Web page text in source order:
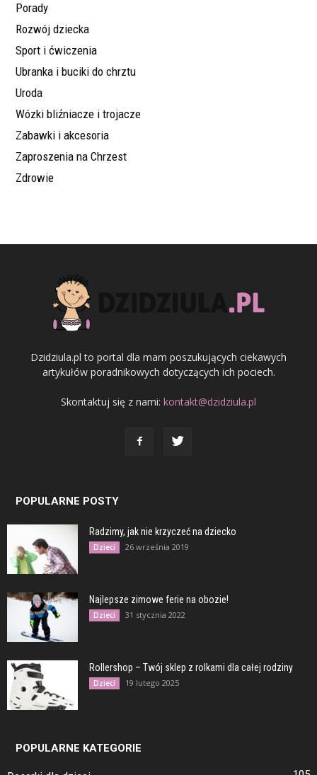
Porady
Rozwój dziecka
Sport i ćwiczenia
Ubranka i buciki do chrztu
Uroda
Wózki bliźniacze i trojacze
Zabawki i akcesoria
Zaproszenia na Chrzest
Zdrowie
Dzidziula.pl to portal dla mam poszukujących ciekawych
artykułów poradnikowych dotyczących ich pociech.
Skontaktuj się z nami: kontakt@dzidziula.pl
POPULARNE POSTY
Radzimy, jak nie krzyczeć na dziecko
Dzieci 26 września 2019
Najlepsze zimowe ferie na obozie!
Dzieci 31 stycznia 2022
Rollershop – Twój sklep z rolkami dla całej rodziny
Dzieci 19 lutego 2025
POPULARNE KATEGORIE